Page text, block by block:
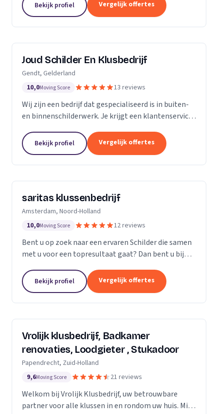
Bekijk profiel Vergelijk offertes
Joud Schilder En Klusbedrijf
Gendt, Gelderland
10,0Moving Score 13 reviews
Wij zijn een bedrijf dat gespecialiseerd is in buiten-
en binnenschilderwerk. Je krijgt een klantenservice
zijn van topmerken om de hoogst...
Bekijk profiel Vergelijk offertes
saritas klussenbedrijf
Amsterdam, Noord-Holland
10,0Moving Score 12 reviews
Bent u op zoek naar een ervaren Schilder die samen
met u voor een topresultaat gaat? Dan bent u bij
Persoonlijk contact en communicatie staat bij ons...
Bekijk profiel Vergelijk offertes
Vrolijk klusbedrijf, Badkamer
renovaties, Loodgieter , Stukadoor
Papendrecht, Zuid-Holland
9,6Moving Score 21 reviews
Welkom bij Vrolijk Klusbedrijf, uw betrouwbare
partner voor alle klussen in en rondom uw huis. Mijn